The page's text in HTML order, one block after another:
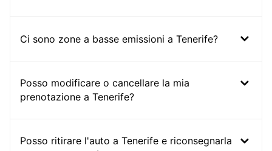
Ci sono zone a basse emissioni a Tenerife?
Posso modificare o cancellare la mia
prenotazione a Tenerife?
Posso ritirare l'auto a Tenerife e riconsegnarla